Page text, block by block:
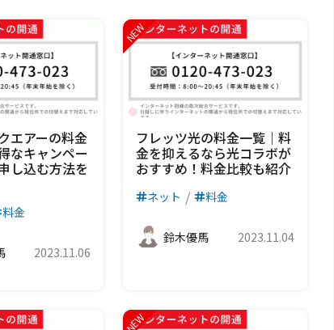
エアーの料金
なキャンペー
し込む方法を
料金
2023.11.06
フレッツ光の料金一覧｜料
金を抑えるなら光コラボが
おすすめ！料金比較も紹介
ネット 料金
鈴木優馬 2023.11.04